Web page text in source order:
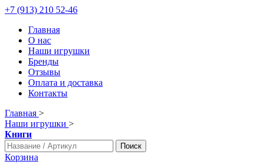
+7 (913) 210 52-46
Главная
О нас
Наши игрушки
Бренды
Отзывы
Оплата и доставка
Контакты
Главная >
Наши игрушки >
Книги
Поиск
Корзина